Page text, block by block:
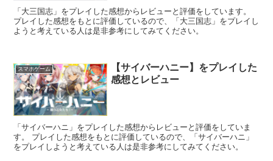
「大三国志」をプレイした感想からレビューと評価をしています。
プレイした感想をもとに評価しているので、「大三国志」をプレイし
ようと考えている人は是非参考にしてみてください。
スマホゲーム
【サイバーハニー】をプレイした
感想とレビュー
「サイバーハニ」をプレイした感想からレビューと評価をしていま
す。 プレイした感想をもとに評価しているので、「サイバーハニ」
をプレイしようと考えている人は是非参考にしてみてください。